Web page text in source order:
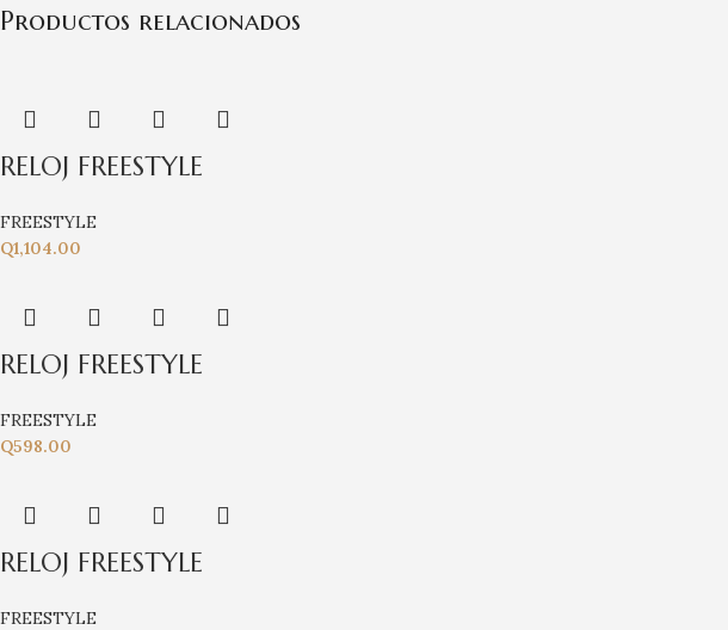
Productos relacionados
RELOJ FREESTYLE
FREESTYLE
Q1,104.00
RELOJ FREESTYLE
FREESTYLE
Q598.00
RELOJ FREESTYLE
FREESTYLE